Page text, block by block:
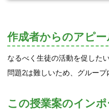
作成者からのアピ
なるべく生徒の活動を促した
問題2は難しいため、グループ
この授業案のイン